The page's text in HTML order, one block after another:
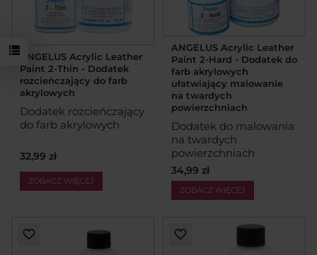
ANGELUS Acrylic Leather
Paint 2-Thin - Dodatek
rozcieńczający do farb
akrylowych
Dodatek rozcieńczający
do farb akrylowych
32,99 zł
ZOBACZ WIĘCEJ
ANGELUS Acrylic Leather
Paint 2-Hard - Dodatek do
farb akrylowych
ułatwiający malowanie
na twardych
powierzchniach
Dodatek do malowania
na twardych
powierzchniach
34,99 zł
ZOBACZ WIĘCEJ